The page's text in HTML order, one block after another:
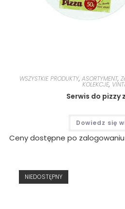
WSZYSTKIE PRODUKTY, ASORTYMENT,
KOLEKCJE,
Serwis do pizzy
Dowiedz się
Ceny dostępne po zalogowaniu
NIEDOSTĘPNY